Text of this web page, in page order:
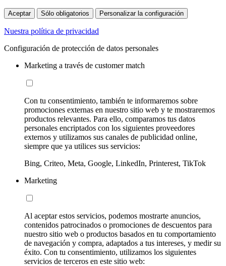
Aceptar Sólo obligatorios Personalizar la configuración
Nuestra política de privacidad
Configuración de protección de datos personales
Marketing a través de customer match
Con tu consentimiento, también te informaremos sobre
promociones externas en nuestro sitio web y te mostraremos
productos relevantes. Para ello, comparamos tus datos
personales encriptados con los siguientes proveedores
externos y utilizamos sus canales de publicidad online,
siempre que ya utilices sus servicios:
Bing, Criteo, Meta, Google, LinkedIn, Printerest, TikTok
Marketing
Al aceptar estos servicios, podemos mostrarte anuncios,
contenidos patrocinados o promociones de descuentos para
nuestro sitio web o productos basados en tu comportamiento
de navegación y compra, adaptados a tus intereses, y medir su
éxito. Con tu consentimiento, utilizamos los siguientes
servicios de terceros en este sitio web: